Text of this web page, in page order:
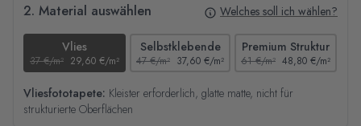
2. Material auswählen Welches soll ich wählen?
Vlies
37 €/m² 29,60 €/m²
Selbstklebende
47 €/m² 37,60 €/m²
Premium Struktur
61 €/m² 48,80 €/m²
Vliesfototapete: Kleister erforderlich, glatte matte, nicht für
strukturierte Oberflächen